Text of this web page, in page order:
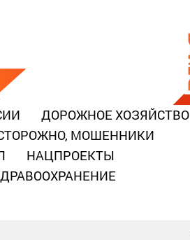
ДОРОЖНОЕ ХОЗЯЙСТВО
МОШЕННИКИ
НАЦПРОЕКТЫ